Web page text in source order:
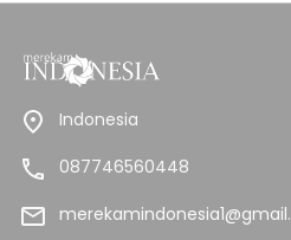
Indonesia
087746560448